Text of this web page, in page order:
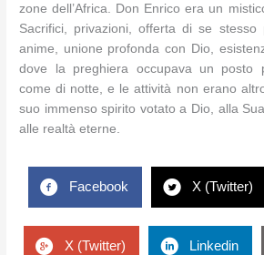
zone dell’Africa. Don Enrico era un
Sacrifici, privazioni, offerta di se stesso
anime, unione profonda con Dio,
dove la preghiera occupava un posto
come di notte, e le attività non erano
suo immenso spirito votato a Dio, alla
alle realtà eterne.
Facebook X (Twitter)
X (Twitter) Linkedin